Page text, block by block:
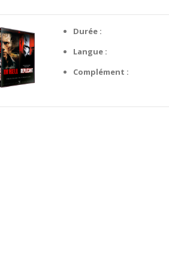
Durée :
Langue :
Complément :